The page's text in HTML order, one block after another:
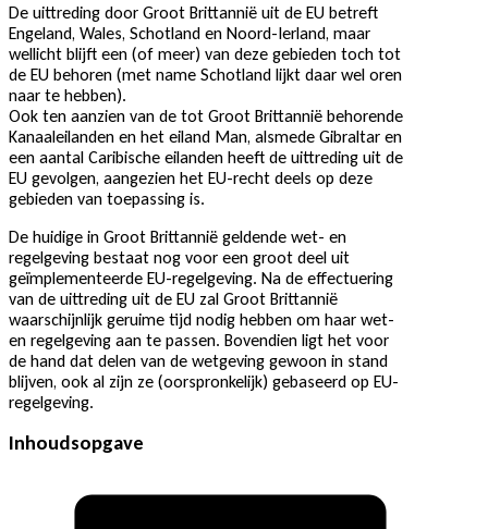
De uittreding door Groot Brittannië uit de EU betreft
Engeland, Wales, Schotland en Noord-Ierland, maar
wellicht blijft een (of meer) van deze gebieden toch tot
de EU behoren (met name Schotland lijkt daar wel oren
naar te hebben).
Ook ten aanzien van de tot Groot Brittannië behorende
Kanaaleilanden en het eiland Man, alsmede Gibraltar en
een aantal Caribische eilanden heeft de uittreding uit de
EU gevolgen, aangezien het EU-recht deels op deze
gebieden van toepassing is.
De huidige in Groot Brittannië geldende wet- en
regelgeving bestaat nog voor een groot deel uit
geïmplementeerde EU-regelgeving. Na de effectuering
van de uittreding uit de EU zal Groot Brittannië
waarschijnlijk geruime tijd nodig hebben om haar wet-
en regelgeving aan te passen. Bovendien ligt het voor
de hand dat delen van de wetgeving gewoon in stand
blijven, ook al zijn ze (oorspronkelijk) gebaseerd op EU-
regelgeving.
Inhoudsopgave